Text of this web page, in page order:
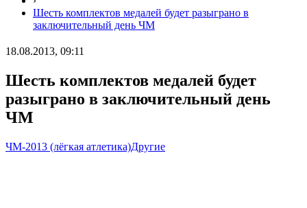
Шесть комплектов медалей будет разыграно в
заключительный день ЧМ
18.08.2013, 09:11
Шесть комплектов медалей будет
разыграно в заключительный день
ЧМ
ЧМ-2013 (лёгкая атлетика)Другие